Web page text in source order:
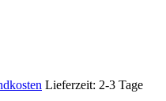
Lieferzeit: 2-3 Tage